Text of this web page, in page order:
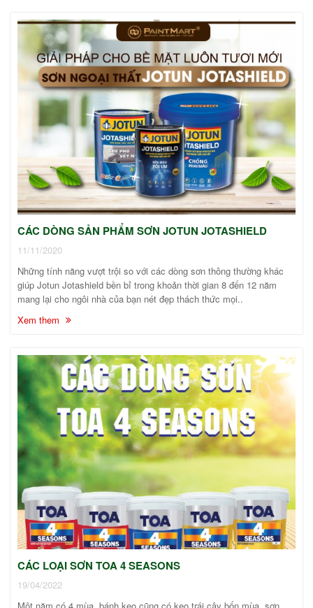
CÁC DÒNG SẢN PHẨM SƠN JOTUN JOTASHIELD
11/11/2020
Những tính năng vượt trội so với các dòng sơn thông thường khác
giúp Jotun Jotashield bền bỉ trong khoản thời gian 8 đến 12 năm
mang lại cho ngôi nhà của bạn nét đẹp thách thức mọi..
Xem them
CÁC LOẠI SƠN TOA 4 SEASONS
19/04/2022